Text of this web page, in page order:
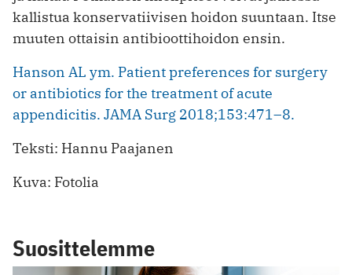
kallistua konservatiivisen hoidon suuntaan. Itse
muuten ottaisin antibioottihoidon ensin.
Hanson AL ym. Patient preferences for surgery
or antibiotics for the treatment of acute
appendicitis. JAMA Surg 2018;153:471–8.
Teksti: Hannu Paajanen
Kuva: Fotolia
Suosittelemme